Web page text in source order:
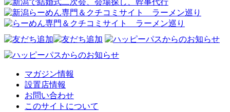
マガジン情報
設置店情報
お問い合わせ
このサイトについて